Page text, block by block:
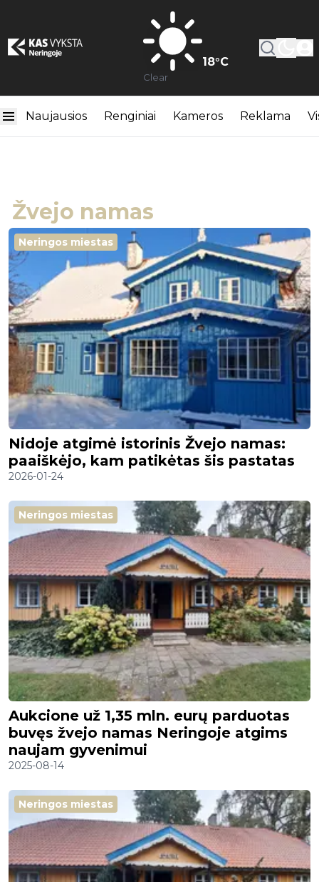
18°C
Clear
Naujausios Renginiai Kameros Reklama
Žvejo namas
Neringos miestas
Nidoje atgimė istorinis Žvejo namas:
paaiškėjo, kam patikėtas šis pastatas
2026-01-24
Neringos miestas
Aukcione už 1,35 mln. eurų parduotas
buvęs žvejo namas Neringoje atgims
naujam gyvenimui
2025-08-14
Neringos miestas